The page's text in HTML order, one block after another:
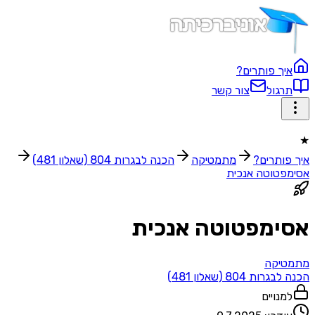
איך פותרים?
תרגול
צור קשר
★
איך פותרים?
מתמטיקה
הכנה לבגרות 804 (שאלון 481)
אסימפטוטה אנכית
אסימפטוטה אנכית
מתמטיקה
הכנה לבגרות 804 (שאלון 481)
למנויים